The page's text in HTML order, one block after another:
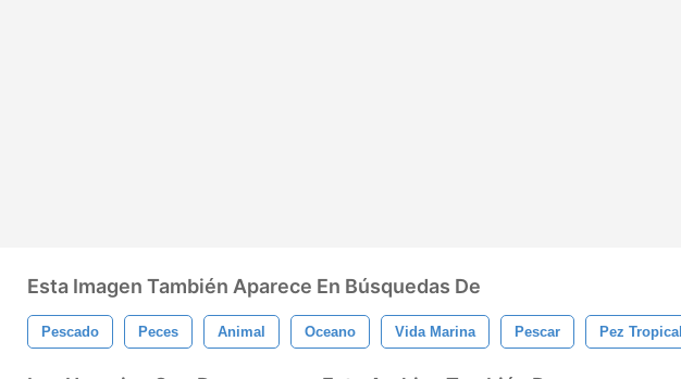
Esta Imagen También Aparece En Búsquedas De
Pescado Peces Animal Oceano Vida Marina Pescar Pez Tropical